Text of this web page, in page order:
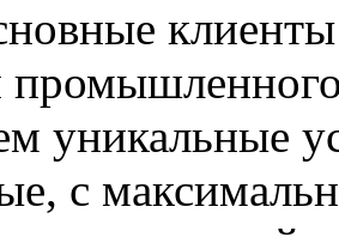
уникальные
с